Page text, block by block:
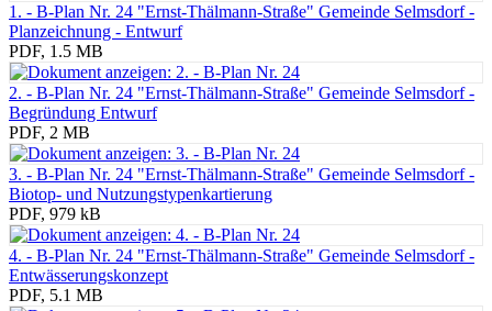
1. - B-Plan Nr. 24 "Ernst-Thälmann-Straße" Gemeinde Selmsdorf -
Planzeichnung - Entwurf
PDF, 1.5 MB
2. - B-Plan Nr. 24 "Ernst-Thälmann-Straße" Gemeinde Selmsdorf -
Begründung Entwurf
PDF, 2 MB
3. - B-Plan Nr. 24 "Ernst-Thälmann-Straße" Gemeinde Selmsdorf -
Biotop- und Nutzungstypenkartierung
PDF, 979 kB
4. - B-Plan Nr. 24 "Ernst-Thälmann-Straße" Gemeinde Selmsdorf -
Entwässerungskonzept
PDF, 5.1 MB